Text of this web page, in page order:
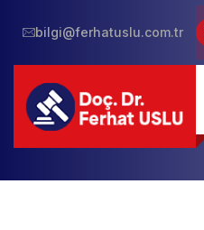
bilgi@ferhatuslu.com.tr